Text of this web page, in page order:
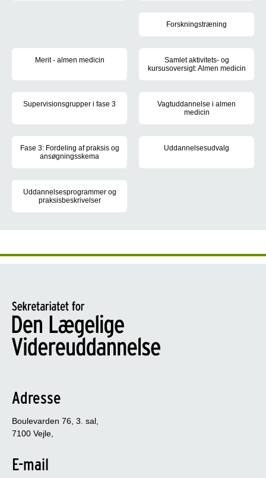
Forskningstræning
Merit - almen medicin
Som uddannelseslæge i almen medicin kan du søge merit for
Samlet aktivitets- og
kursusoversigt: Almen medicin
Supervisionsgrupper i fase 3
Vagtuddannelse i almen
medicin
Fase 3: Fordeling af praksis og
ansøgningsskema
Uddannelsesudvalg
Uddannelsesprogrammer og
praksisbeskrivelser
Adresse
Boulevarden 76, 3. sal,
7100 Vejle,
E-mail